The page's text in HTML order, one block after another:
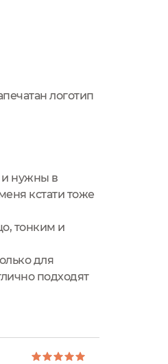
логотип
и нужны в
кстати тоже
тонким и
для
подходят